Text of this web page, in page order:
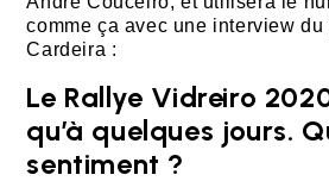
comme ça avec une interview du
Cardeira :
Le Rallye Vidreiro
qu’à quelques jours.
sentiment ?